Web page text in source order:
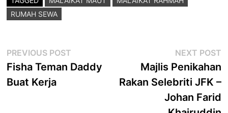
RUMAH SEWA
Post
navigation
PREVIOUS POST
post:
Fisha Teman Daddy
Buat Kerja
NEXT POST
Majlis Penikahan
Rakan Selebriti JFK –
Johan Farid